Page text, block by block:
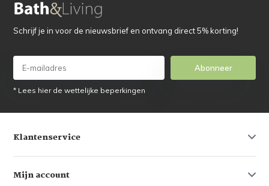
Schrijf je in voor de nieuwsbrief en ontvang direct 5% korting!
Abonneer
* Lees hier de wettelijke beperkingen
Klantenservice
Mijn account